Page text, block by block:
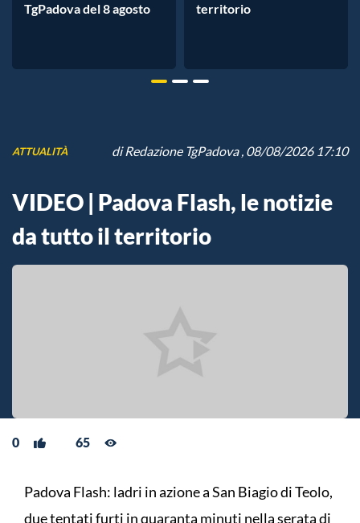
TgPadova del 8 agosto
territorio
ATTUALITÀ diRedazione TgPadova, 08/08/2026 17:10
VIDEO | Padova Flash, le notizie
da tutto il territorio
0 65
Padova Flash: ladri in azione a San Biagio di Teolo,
due tentati furti in quaranta minuti nella serata di